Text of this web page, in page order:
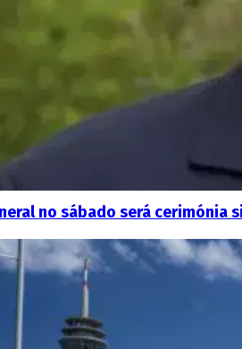
no sábado será cerimónia